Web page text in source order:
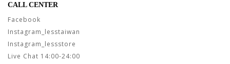
CALL CENTER
Facebook
Instagram_lesstaiwan
Instagram_lessstore
Live Chat 14:00-24:00